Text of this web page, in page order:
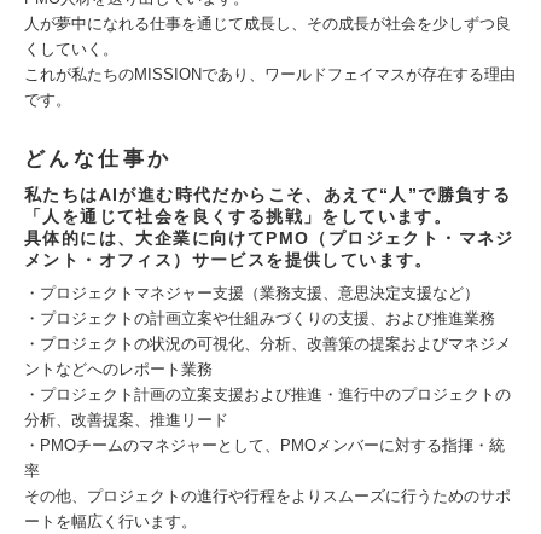
人が夢中になれる仕事を通じて成長し、その成長が社会を少しずつ良
くしていく。
これが私たちのMISSIONであり、ワールドフェイマスが存在する理由
です。
どんな仕事か
私たちはAIが進む時代だからこそ、あえて“人”で勝負する
「人を通じて社会を良くする挑戦」をしています。
具体的には、大企業に向けてPMO（プロジェクト・マネジ
メント・オフィス）サービスを提供しています。
・プロジェクトマネジャー支援（業務支援、意思決定支援など）
・プロジェクトの計画立案や仕組みづくりの支援、および推進業務
・プロジェクトの状況の可視化、分析、改善策の提案およびマネジメ
ントなどへのレポート業務
・プロジェクト計画の立案支援および推進・進行中のプロジェクトの
分析、改善提案、推進リード
・PMOチームのマネジャーとして、PMOメンバーに対する指揮・統
率
その他、プロジェクトの進行や行程をよりスムーズに行うためのサポ
ートを幅広く行います。